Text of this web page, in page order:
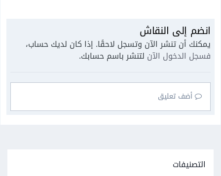
انضم إلى النقاش
يمكنك أن تنشر الآن وتسجل لاحقًا. إذا كان لديك حساب،
فسجل الدخول الآن لتنشر باسم حسابك.
أضف تعليق
التصنيفات